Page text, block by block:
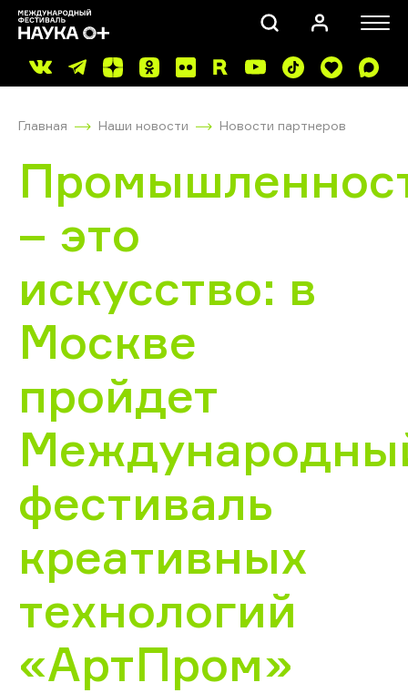
Главная Наши новости Новости партнеров
– это
искусство: в
Москве
пройдет
фестиваль
креативных
технологий
«АртПром»